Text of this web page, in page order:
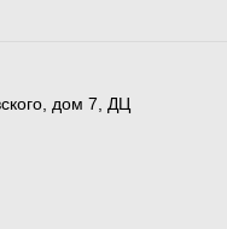
дом 7, ДЦ